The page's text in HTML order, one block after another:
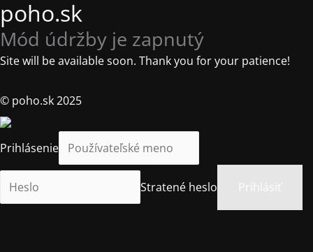
poho.sk
Mód údržby je zapnutý
Site will be available soon. Thank you for your patience!
© poho.sk 2025
Prihlásenie
Stratené heslo